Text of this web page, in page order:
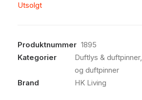
Utsolgt
Produktnummer 1895
Kategorier
Duftlys & duftpinner,
og duftpinner
Brand
HK Living